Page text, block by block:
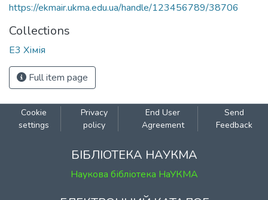
https://ekmair.ukma.edu.ua/handle/123456789/38706
Collections
Е3 Хімія
Full item page
Cookie
settings
Privacy
policy
End User
Agreement
Send
Feedback
БІБЛІОТЕКА НАУКМА
Наукова бібліотека НаУКМА